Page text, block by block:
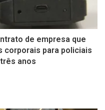
de empresa que
corporais para policiais
anos